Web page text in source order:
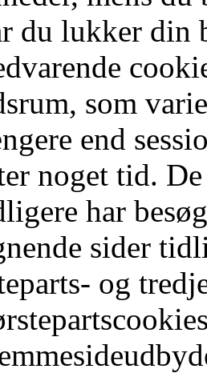
du lukker din
som
end
noget tid.
har
sider
og